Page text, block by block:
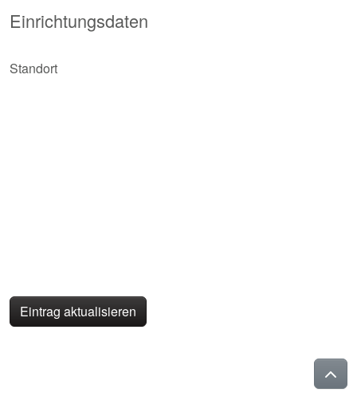
Einrichtungsdaten
Standort
Eintrag aktualisieren